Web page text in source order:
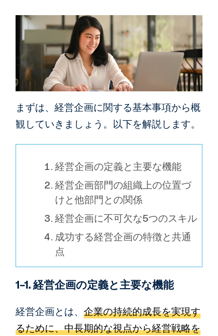
まずは、経営企画に関する基本事項から概
観していきましょう。以下を解説します。
経営企画の定義と主要な機能
経営企画部門の組織上の位置づ
けと他部門との関係
経営企画に不可欠な5つのスキル
成功する経営企画の特徴と共通
点
1-1. 経営企画の定義と主要な機能
経営企画とは、 企業の持続的成長を実現す
るために、中長期的な視点から経営戦略を